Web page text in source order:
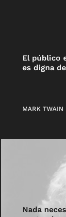
El público
es digna
MARK TWAIN
Nada